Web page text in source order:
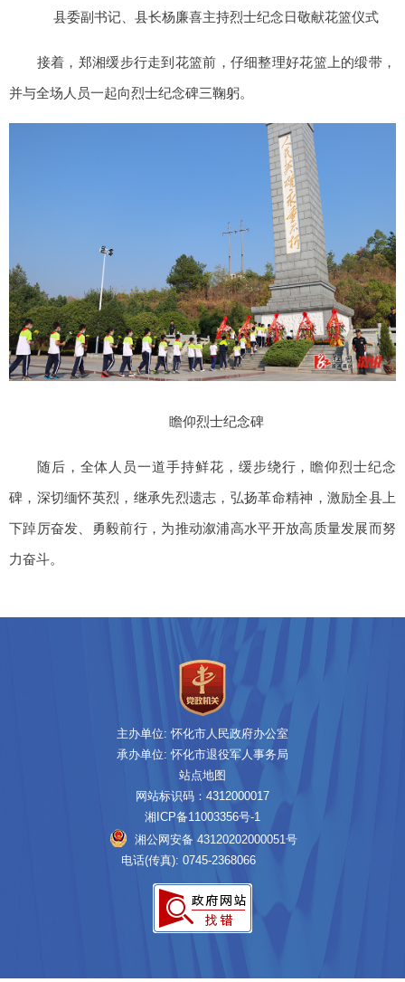
县委副书记、县长杨廉喜主持烈士纪念日敬献花篮仪式
接着，郑湘缓步行走到花篮前，仔细整理好花篮上的缎带，
并与全场人员一起向烈士纪念碑三鞠躬。
瞻仰烈士纪念碑
随后，全体人员一道手持鲜花，缓步绕行，瞻仰烈士纪念
碑，深切缅怀英烈，继承先烈遗志，弘扬革命精神，激励全县上
下踔厉奋发、勇毅前行，为推动溆浦高水平开放高质量发展而努
力奋斗。
主办单位: 怀化市人民政府办公室
承办单位: 怀化市退役军人事务局
站点地图
网站标识码：4312000017
湘ICP备11003356号-1
湘公网安备 43120202000051号
电话(传真): 0745-2368066